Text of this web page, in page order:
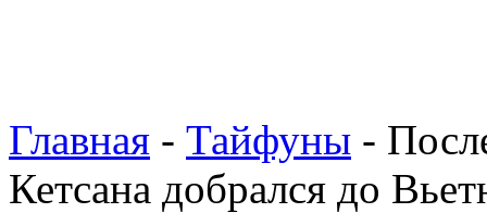
Главная - Тайфуны -
Кетсана добрался до